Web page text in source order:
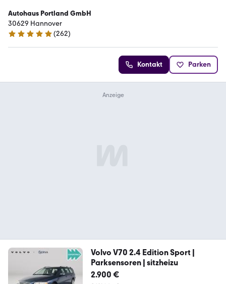
Autohaus Portland GmbH
30629 Hannover
4.8 Sterne
(262)
Kontakt Parken
Volvo V70 2.4 Edition Sport |
Parksensoren | sitzheizu
2.900 €